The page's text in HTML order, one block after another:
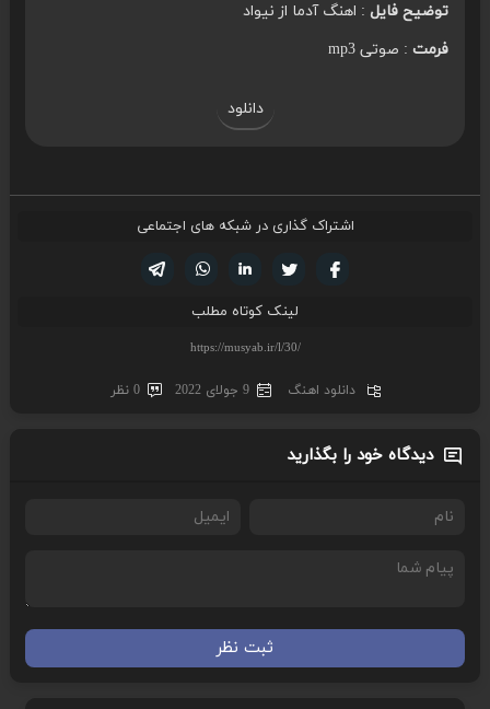
توضیح فایل: اهنگ آدما از نیواد
فرمت: صوتی mp3
دانلود
اشتراک گذاری در شبکه های اجتماعی
لینکدین تویتر
فیسوک
لینک کوتاه مطلب
دانلود اهنگ 9 جولای 2022 0 نظر
دیدگاه خود را بگذارید
ثبت نظر